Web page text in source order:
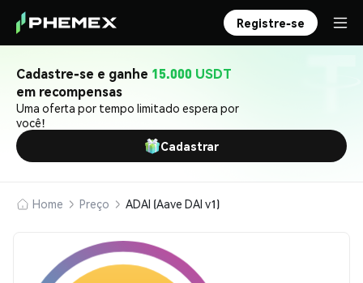
Registre-se
Cadastre-se e ganhe 15.000 USDT
em recompensas
Uma oferta por tempo limitado espera por
você!
Cadastrar
Home Preço ADAI (Aave DAI v1)